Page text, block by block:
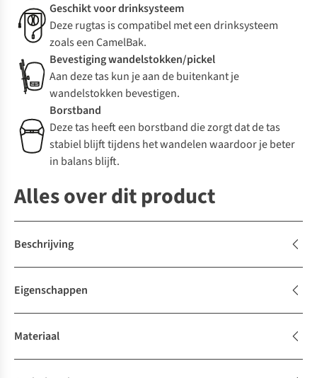
Geschikt voor drinksysteem
Deze rugtas is compatibel met een drinksysteem
zoals een CamelBak.
Bevestiging wandelstokken/pickel
Aan deze tas kun je aan de buitenkant je
wandelstokken bevestigen.
Borstband
Deze tas heeft een borstband die zorgt dat de tas
stabiel blijft tijdens het wandelen waardoor je beter
in balans blijft.
Alles over dit product
Beschrijving
Eigenschappen
Materiaal